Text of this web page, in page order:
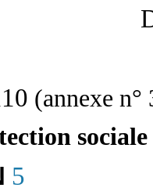
(annexe n°
sociale
5